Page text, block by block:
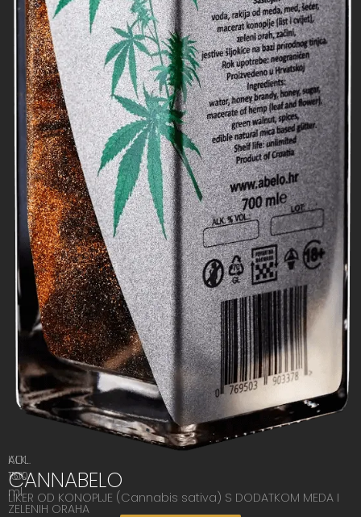
ALK.
15%
KOL.
700
ml
CANNABELO
LIKER OD KONOPLJE (Cannabis sativa) S DODATKOM MEDA I
ZELENIH ORAHA